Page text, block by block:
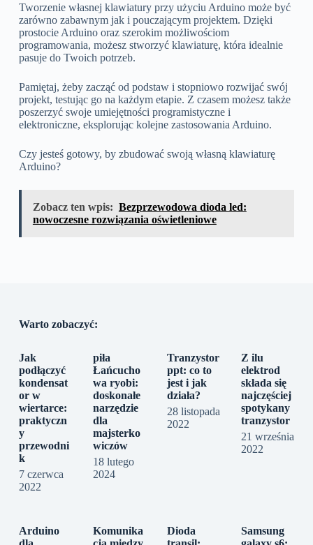
Tworzenie własnej klawiatury przy użyciu Arduino może być
zarówno zabawnym jak i pouczającym projektem. Dzięki
prostocie Arduino oraz szerokim możliwościom
programowania, możesz stworzyć klawiaturę, która idealnie
pasuje do Twoich potrzeb.
Pamiętaj, żeby zacząć od podstaw i stopniowo rozwijać swój
projekt, testując go na każdym etapie. Z czasem możesz także
poszerzyć swoje umiejętności programistyczne i
elektroniczne, eksplorując kolejne zastosowania Arduino.
Czy jesteś gotowy, by zbudować swoją własną klawiaturę
Arduino?
Zobacz ten wpis: Bezprzewodowa dioda led:
nowoczesne rozwiązania oświetleniowe
Warto zobaczyć:
Jak
podłączyć
kondensat
or w
wiertarce:
praktyczn
y
przewodni
k
7 czerwca
2022
piła
Łańcucho
wa ryobi:
doskonałe
narzędzie
dla
majsterko
wiczów
18 lutego
2024
Tranzystor
ppt: co to
jest i jak
działa?
28 listopada
2022
Z ilu
elektrod
składa się
najczęściej
spotykany
tranzystor
21 września
2022
Arduino
Komunika
Dioda
Samsung